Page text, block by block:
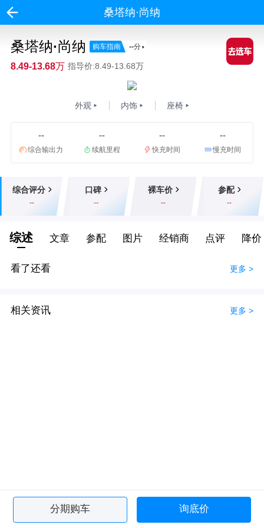
桑塔纳·尚纳
桑塔纳·尚纳 购车指南 --分
8.49-13.68万 指导价:8.49-13.68万
外观 内饰 座椅
--
综合输出力
--
续航里程
--
快充时间
--
慢充时间
综合评分
--
口碑
--
裸车价
--
参配
--
综述 文章 参配 图片 经销商 点评 降价
看了还看 更多 >
相关资讯 更多 >
分期购车 询底价